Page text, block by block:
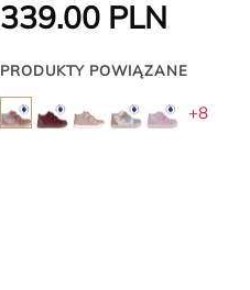
339.00 PLN
PRODUKTY POWIĄZANE
+8